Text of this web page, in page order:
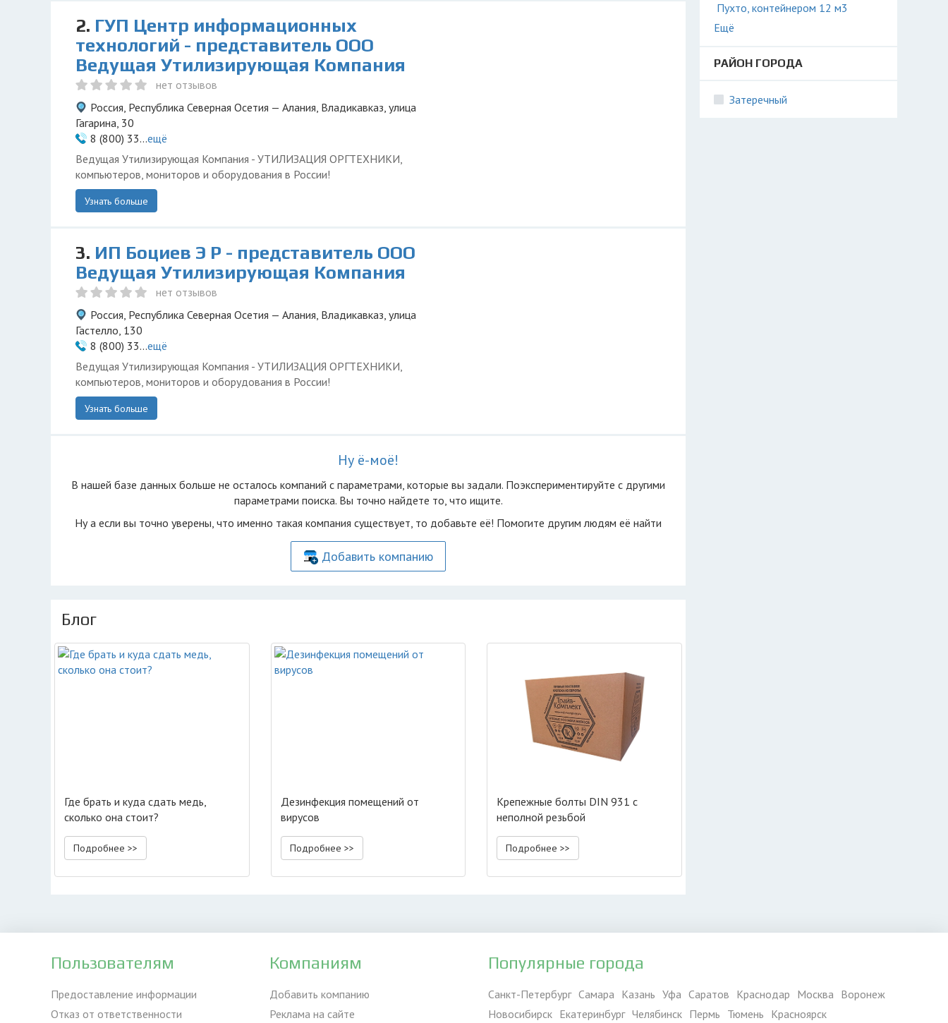
Пухто, контейнером 12 м3
Ещё
РАЙОН ГОРОДА
Затеречный
2. ГУП Центр информационных
технологий - представитель ООО
Ведущая Утилизирующая Компания
нет отзывов
Россия, Республика Северная Осетия — Алания, Владикавказ, улица
Гагарина, 30
8 (800) 33...ещё
Ведущая Утилизирующая Компания - УТИЛИЗАЦИЯ ОРГТЕХНИКИ,
компьютеров, мониторов и оборудования в России!
Узнать больше
3. ИП Боциев Э Р - представитель ООО
Ведущая Утилизирующая Компания
нет отзывов
Россия, Республика Северная Осетия — Алания, Владикавказ, улица
Гастелло, 130
8 (800) 33...ещё
Ведущая Утилизирующая Компания - УТИЛИЗАЦИЯ ОРГТЕХНИКИ,
компьютеров, мониторов и оборудования в России!
Узнать больше
Ну ё-моё!
В нашей базе данных больше не осталоcь компаний с параметрами, которые вы задали. Поэкспериментируйте с другими
параметрами поиска. Вы точно найдете то, что ищите.
Ну а если вы точно уверены, что именно такая компания существует, то добавьте её! Помогите другим людям её найти
Добавить компанию
Блог
Где брать и куда сдать медь,
сколько она стоит?
Подробнее >>
Дезинфекция помещений от
вирусов
Подробнее >>
Крепежные болты DIN 931 с
неполной резьбой
Подробнее >>
Пользователям
Предоставление информации
Отказ от ответственности
Компаниям
Добавить компанию
Реклама на сайте
Популярные города
Санкт-Петербург Самара Казань Уфа Саратов Краснодар Москва Воронеж
Новосибирск Екатеринбург Челябинск Пермь Тюмень Красноярск